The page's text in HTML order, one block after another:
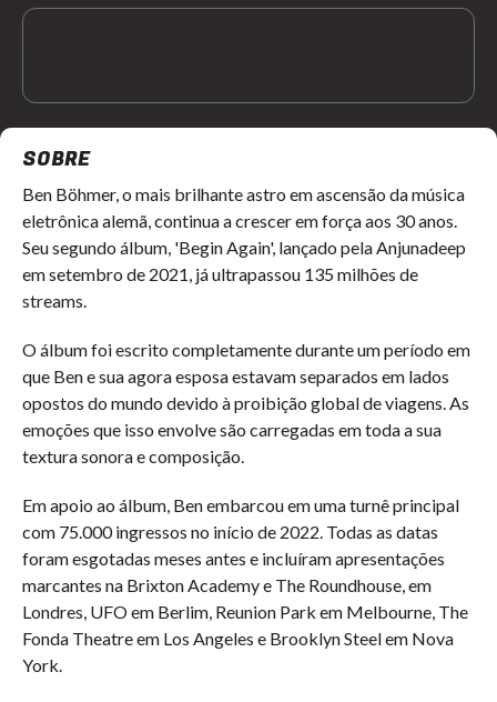
SOBRE
Ben Böhmer, o mais brilhante astro em ascensão da música
eletrônica alemã, continua a crescer em força aos 30 anos.
Seu segundo álbum, 'Begin Again', lançado pela Anjunadeep
em setembro de 2021, já ultrapassou 135 milhões de
streams.
O álbum foi escrito completamente durante um período em
que Ben e sua agora esposa estavam separados em lados
opostos do mundo devido à proibição global de viagens. As
emoções que isso envolve são carregadas em toda a sua
textura sonora e composição.
Em apoio ao álbum, Ben embarcou em uma turnê principal
com 75.000 ingressos no início de 2022. Todas as datas
foram esgotadas meses antes e incluíram apresentações
marcantes na Brixton Academy e The Roundhouse, em
Londres, UFO em Berlim, Reunion Park em Melbourne, The
Fonda Theatre em Los Angeles e Brooklyn Steel em Nova
York.